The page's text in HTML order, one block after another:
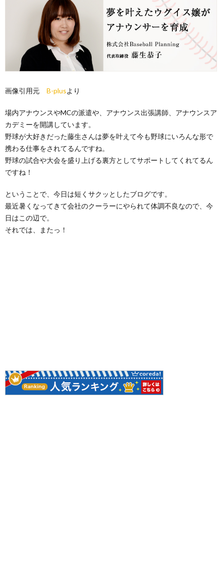
画像引用元 B-plusより
場内アナウンスやMCの派遣や、アナウンス出張講師、アナウンスア
カデミーを開講しています。
野球が大好きだった藤生さんは夢を叶えて今も野球にいろんな形で
携わる仕事をされてるんですね。
野球の試合や大会を盛り上げる裏方としてサポートしてくれてるん
ですね！
ということで、今日は短くサクッとしたブログです。
最近暑くなってきて会社のクーラーにやられて体調不良なので、今
日はこの辺で。
それでは、またっ！